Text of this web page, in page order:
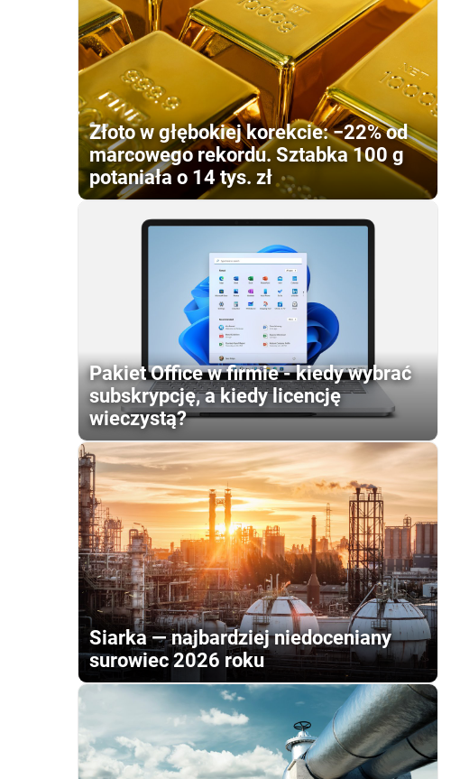
Złoto w głębokiej korekcie: −22% od
marcowego rekordu. Sztabka 100 g
potaniała o 14 tys. zł
Pakiet Office w firmie - kiedy wybrać
subskrypcję, a kiedy licencję
wieczystą?
Siarka — najbardziej niedoceniany
surowiec 2026 roku